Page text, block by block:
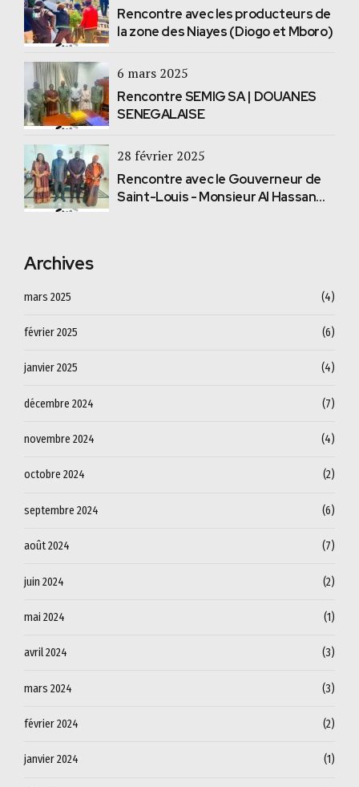
Rencontre avec les producteurs de
la zone des Niayes (Diogo et Mboro)
6 mars 2025
Rencontre SEMIG SA | DOUANES
SENEGALAISE
28 février 2025
Rencontre avec le Gouverneur de
Saint-Louis - Monsieur Al Hassan
Archives
mars 2025 (4)
février 2025 (6)
janvier 2025 (4)
décembre 2024 (7)
novembre 2024 (4)
octobre 2024 (2)
septembre 2024 (6)
août 2024 (7)
juin 2024 (2)
mai 2024 (1)
avril 2024 (3)
mars 2024 (3)
février 2024 (2)
janvier 2024 (1)